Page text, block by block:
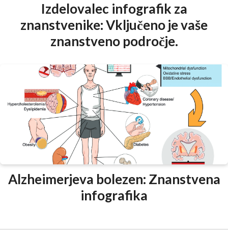
Izdelovalec infografik za
znanstvenike: Vključeno je vaše
znanstveno področje.
Alzheimerjeva bolezen: Znanstvena
infografika